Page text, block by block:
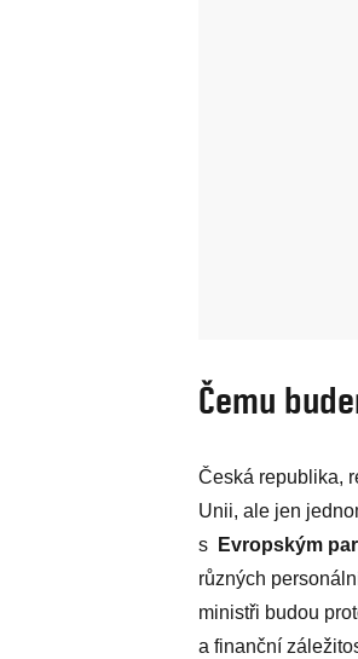
Čemu
Česká republika,
Unii, ale jen
s
Evropským
různých
ministři budou
a finanční